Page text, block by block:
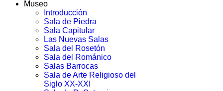
Museo
Introducción
Sala de Piedra
Sala Capitular
Las Nuevas Salas
Sala del Rosetón
Sala del Románico
Salas Barrocas
Sala de Arte Religioso del
Siglo XX-XXI